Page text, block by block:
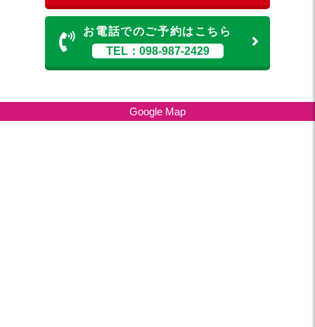
お電話でのご予約はこちら
TEL：098-987-2429
Google Map